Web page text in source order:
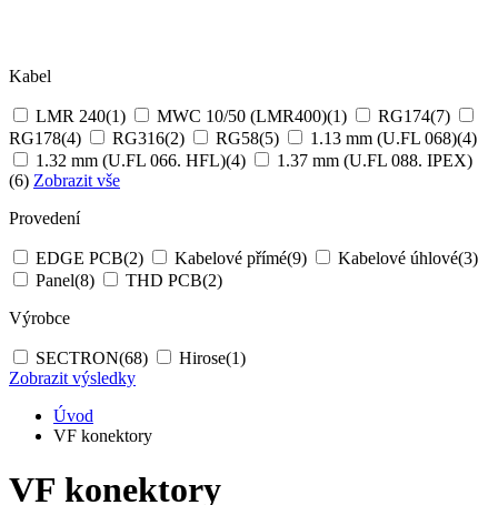
Kabel
LMR 240(1) MWC 10/50 (LMR400)(1) RG174(7)
RG178(4) RG316(2) RG58(5) 1.13 mm (U.FL 068)(4)
1.32 mm (U.FL 066. HFL)(4)
1.37 mm (U.FL 088. IPEX)
(6) Zobrazit vše
Provedení
EDGE PCB(2) Kabelové přímé(9) Kabelové úhlové(3)
Panel(8) THD PCB(2)
Výrobce
SECTRON(68) Hirose(1)
Zobrazit výsledky
Úvod
VF konektory
VF konektory